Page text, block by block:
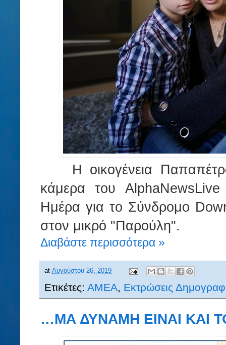
Η οικογένεια
κάμερα του
Ημέρα για το Σύνδρομο
στον μικρό "Παρούλη".
Διαβάστε περισσότερα »
at Αυγούστου 26, 2019
Ετικέτες: ΑΜΕΑ, Εκτρώσεις
…ΜΑ ΔΥΝΑΜΗ ΕΙΝΑΙ ΚΑΙ